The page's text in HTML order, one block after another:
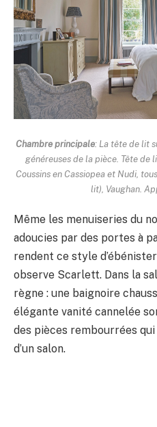
Chambre principale: La tête de lit
généreuses de la pièce. Tête de
Coussins en Cassiopea et Nudi,
lit), Vaughan.
Même les menuiseries du
adoucies par des portes à
rendent ce style
observe Scarlett. Dans la
règne : une baignoire
élégante vanité cannelée
des pièces rembourrées
d’un salon.